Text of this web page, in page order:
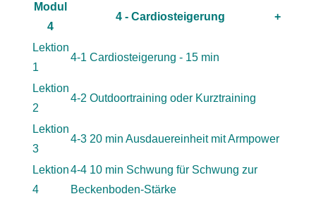
Modul
4
4 - Cardiosteigerung +
Lektion
1
4-1 Cardiosteigerung - 15 min
Lektion
2
4-2 Outdoortraining oder Kurztraining
Lektion
3
4-3 20 min Ausdauereinheit mit Armpower
Lektion
4
4-4 10 min Schwung für Schwung zur
Beckenboden-Stärke